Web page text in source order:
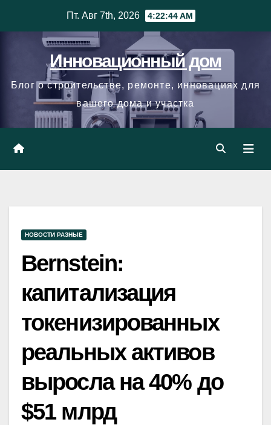
Пт. Авг 7th, 2026 4:22:45 AM
Инновационный дом
Блог о строительстве, ремонте, инновациях для
вашего дома и участка
НОВОСТИ РАЗНЫЕ
Bernstein:
капитализация
токенизированных
реальных активов
выросла на 40% до
$51 млрд